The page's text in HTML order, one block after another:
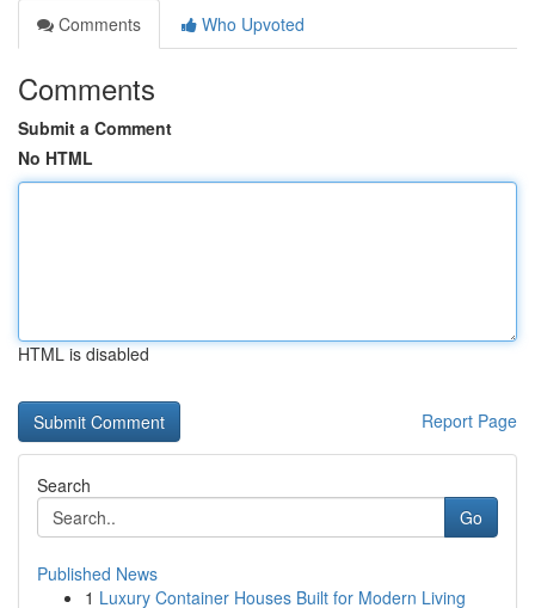
Comments
Who Upvoted
Comments
Submit a Comment
No HTML
HTML is disabled
Report Page
Search
Go
Published News
1 Luxury Container Houses Built for Modern Living